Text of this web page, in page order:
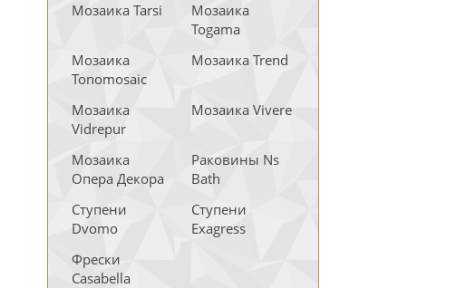
Мозаика Tarsi
Мозаика
Togama
Мозаика
Tonomosaic
Мозаика Trend
Мозаика
Vidrepur
Мозаика Vivere
Мозаика
Опера Декора
Раковины Ns
Bath
Ступени
Dvomo
Ступени
Exagress
Фрески
Casabella